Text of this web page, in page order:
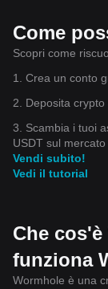
Come
Scopri come
1. Crea un conto
2. Deposita crypto
3. Scambia i tuoi
USDT sul mercato
Vendi subito!
Vedi il tutorial
Che
funziona
Wormhole è una